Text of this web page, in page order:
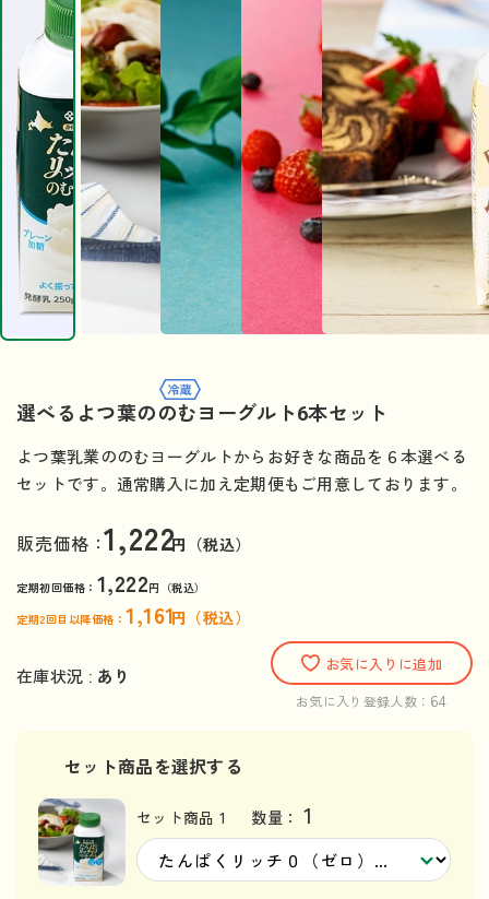
選べるよつ葉ののむヨーグルト6本セット
よつ葉乳業ののむヨーグルトからお好きな商品を６本選べる
セットです。通常購入に加え定期便もご用意しております。
販売価格：1,222円（税込）
定期初回価格： 1,222円（税込）
定期2回目以降価格： 1,161円（税込）
在庫状況 : あり
お気に入りに追加
お気に入り登録人数： 64
セット商品を選択する
セット商品 1 数量： 1